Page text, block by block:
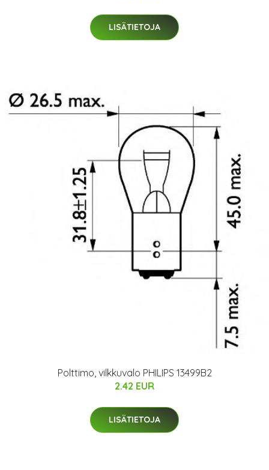
LISÄTIETOJA
Polttimo, vilkkuvalo PHILIPS 13499B2
2.42 EUR
LISÄTIETOJA